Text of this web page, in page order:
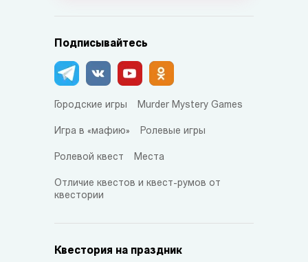
Подписывайтесь
Городские игры Murder Mystery Games
Игра в «мафию» Ролевые игры
Ролевой квест Места
Отличие квестов и квест-румов от
квестории
Квестория на праздник